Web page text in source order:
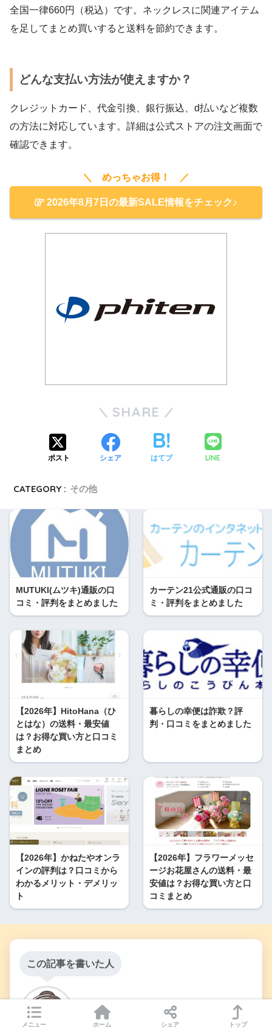
全国一律660円（税込）です。ネックレスに関連アイテム
を足してまとめ買いすると送料を節約できます。
どんな支払い方法が使えますか？
クレジットカード、代金引換、銀行振込、d払いなど複数
の方法に対応しています。詳細は公式ストアの注文画面で
確認できます。
＼ めっちゃお得！ ／
2026年8月7日の最新SALE情報をチェック♪
SHARE
ポスト シェア はてブ LINE
CATEGORY : その他
MUTUKI(ムツキ)通販の口
コミ・評判をまとめました
カーテン21公式通販の口コ
ミ・評判をまとめました
【2026年】HitoHana（ひ
とはな）の送料・最安値
は？お得な買い方と口コミ
まとめ
暮らしの幸便は詐欺？評
判・口コミをまとめました
【2026年】かねたやオンラ
インの評判は？口コミから
わかるメリット・デメリッ
ト
【2026年】フラワーメッセ
ージお花屋さんの送料・最
安値は？お得な買い方と口
コミまとめ
この記事を書いた人
まち
メニュー ホーム シェア トップ